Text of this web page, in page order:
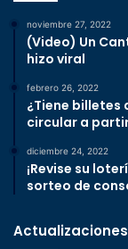
noviembre 27, 2022
(Video) Un
hizo viral
febrero 26, 2022
¿Tiene billetes
circular a
diciembre 24, 2022
¡Revise su
sorteo de
Actualizaciones